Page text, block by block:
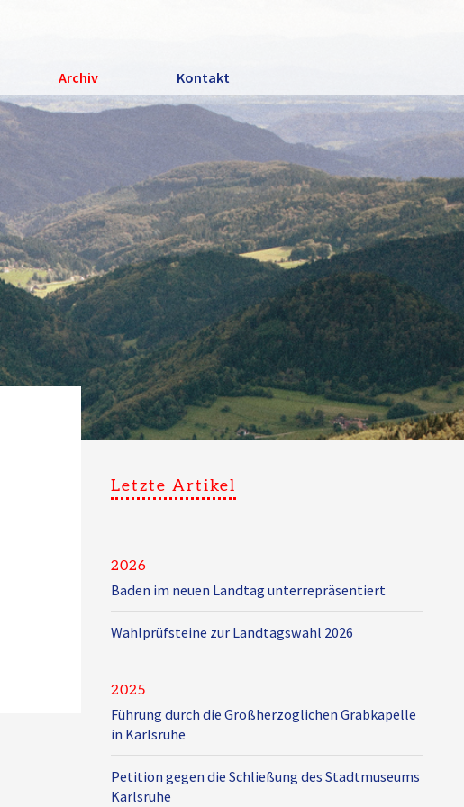
Archiv Kontakt
Letzte Artikel
2026
Baden im neuen Landtag unterrepräsentiert
Wahlprüfsteine zur Landtagswahl 2026
2025
Führung durch die Großherzoglichen Grabkapelle
in Karlsruhe
Petition gegen die Schließung des Stadtmuseums
Karlsruhe